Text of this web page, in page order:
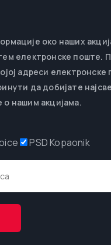
око наших
електронске поште.
адреси
да добијате
о нашим акцијама.
PSD Kopaonik